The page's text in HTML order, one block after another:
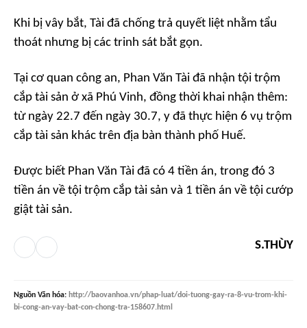
Khi bị vây bắt, Tài đã chống trả quyết liệt nhằm tẩu
thoát nhưng bị các trinh sát bắt gọn.
Tại cơ quan công an, Phan Văn Tài đã nhận tội trộm
cắp tài sản ở xã Phú Vinh, đồng thời khai nhận thêm:
từ ngày 22.7 đến ngày 30.7, y đã thực hiện 6 vụ trộm
cắp tài sản khác trên địa bàn thành phố Huế.
Được biết Phan Văn Tài đã có 4 tiền án, trong đó 3
tiền án về tội trộm cắp tài sản và 1 tiền án về tội cướp
giật tài sản.
S.THÙY
Nguồn Văn hóa: http://baovanhoa.vn/phap-luat/doi-tuong-gay-ra-8-vu-trom-khi-
bi-cong-an-vay-bat-con-chong-tra-158607.html